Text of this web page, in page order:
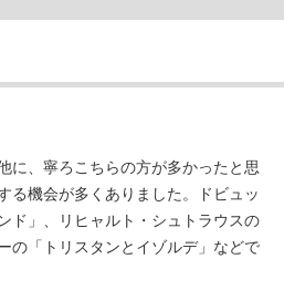
に、寧ろこちらの方が多かったと思
る機会が多くありました。ドビュッ
ド」、リヒャルト・シュトラウスの
の「トリスタンとイゾルデ」などで